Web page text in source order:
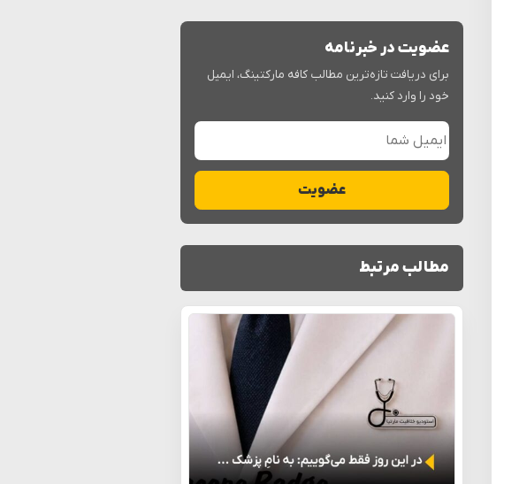
عضویت در خبرنامه
برای دریافت تازه‌ترین مطالب کافه مارکتینگ، ایمیل
خود را وارد کنید.
عضویت
مطالب مرتبط